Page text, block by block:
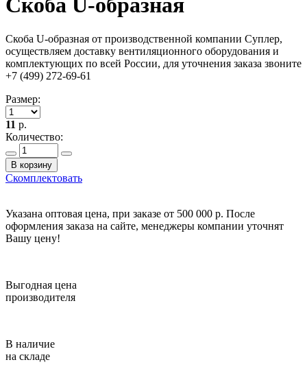
Скоба U-образная
Скоба U-образная от производственной компании Суплер,
осуществляем доставку вентиляционного оборудования и
комплектующих по всей России, для уточнения заказа звоните
+7 (499) 272-69-61
Размер:
11 р.
Количество:
В корзину
Скомплектовать
Указана оптовая цена, при заказе от 500 000 р. После
оформления заказа на сайте, менеджеры компании уточнят
Вашу цену!
Выгодная цена
производителя
В наличие
на складе